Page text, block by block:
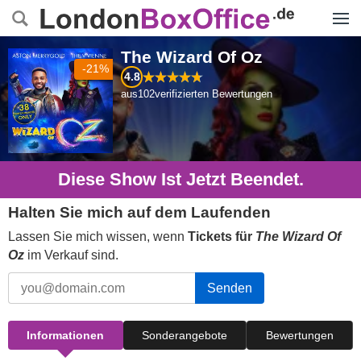
-21%
The Wizard Of Oz
4.8
aus102verifizierten Bewertungen
Diese Show Ist Jetzt Beendet.
Halten Sie mich auf dem Laufenden
Lassen Sie mich wissen, wenn Tickets für The Wizard Of
Oz im Verkauf sind.
Senden
Informationen Sonderangebote Bewertungen